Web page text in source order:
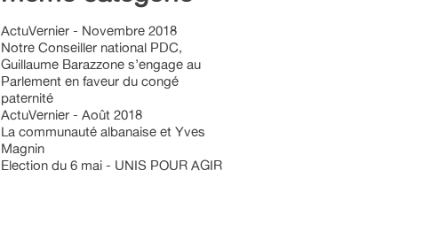
ActuVernier - Novembre 2018
Notre Conseiller national PDC,
Guillaume Barazzone s’engage au
Parlement en faveur du congé
paternité
ActuVernier - Août 2018
La communauté albanaise et Yves
Magnin
Election du 6 mai - UNIS POUR AGIR